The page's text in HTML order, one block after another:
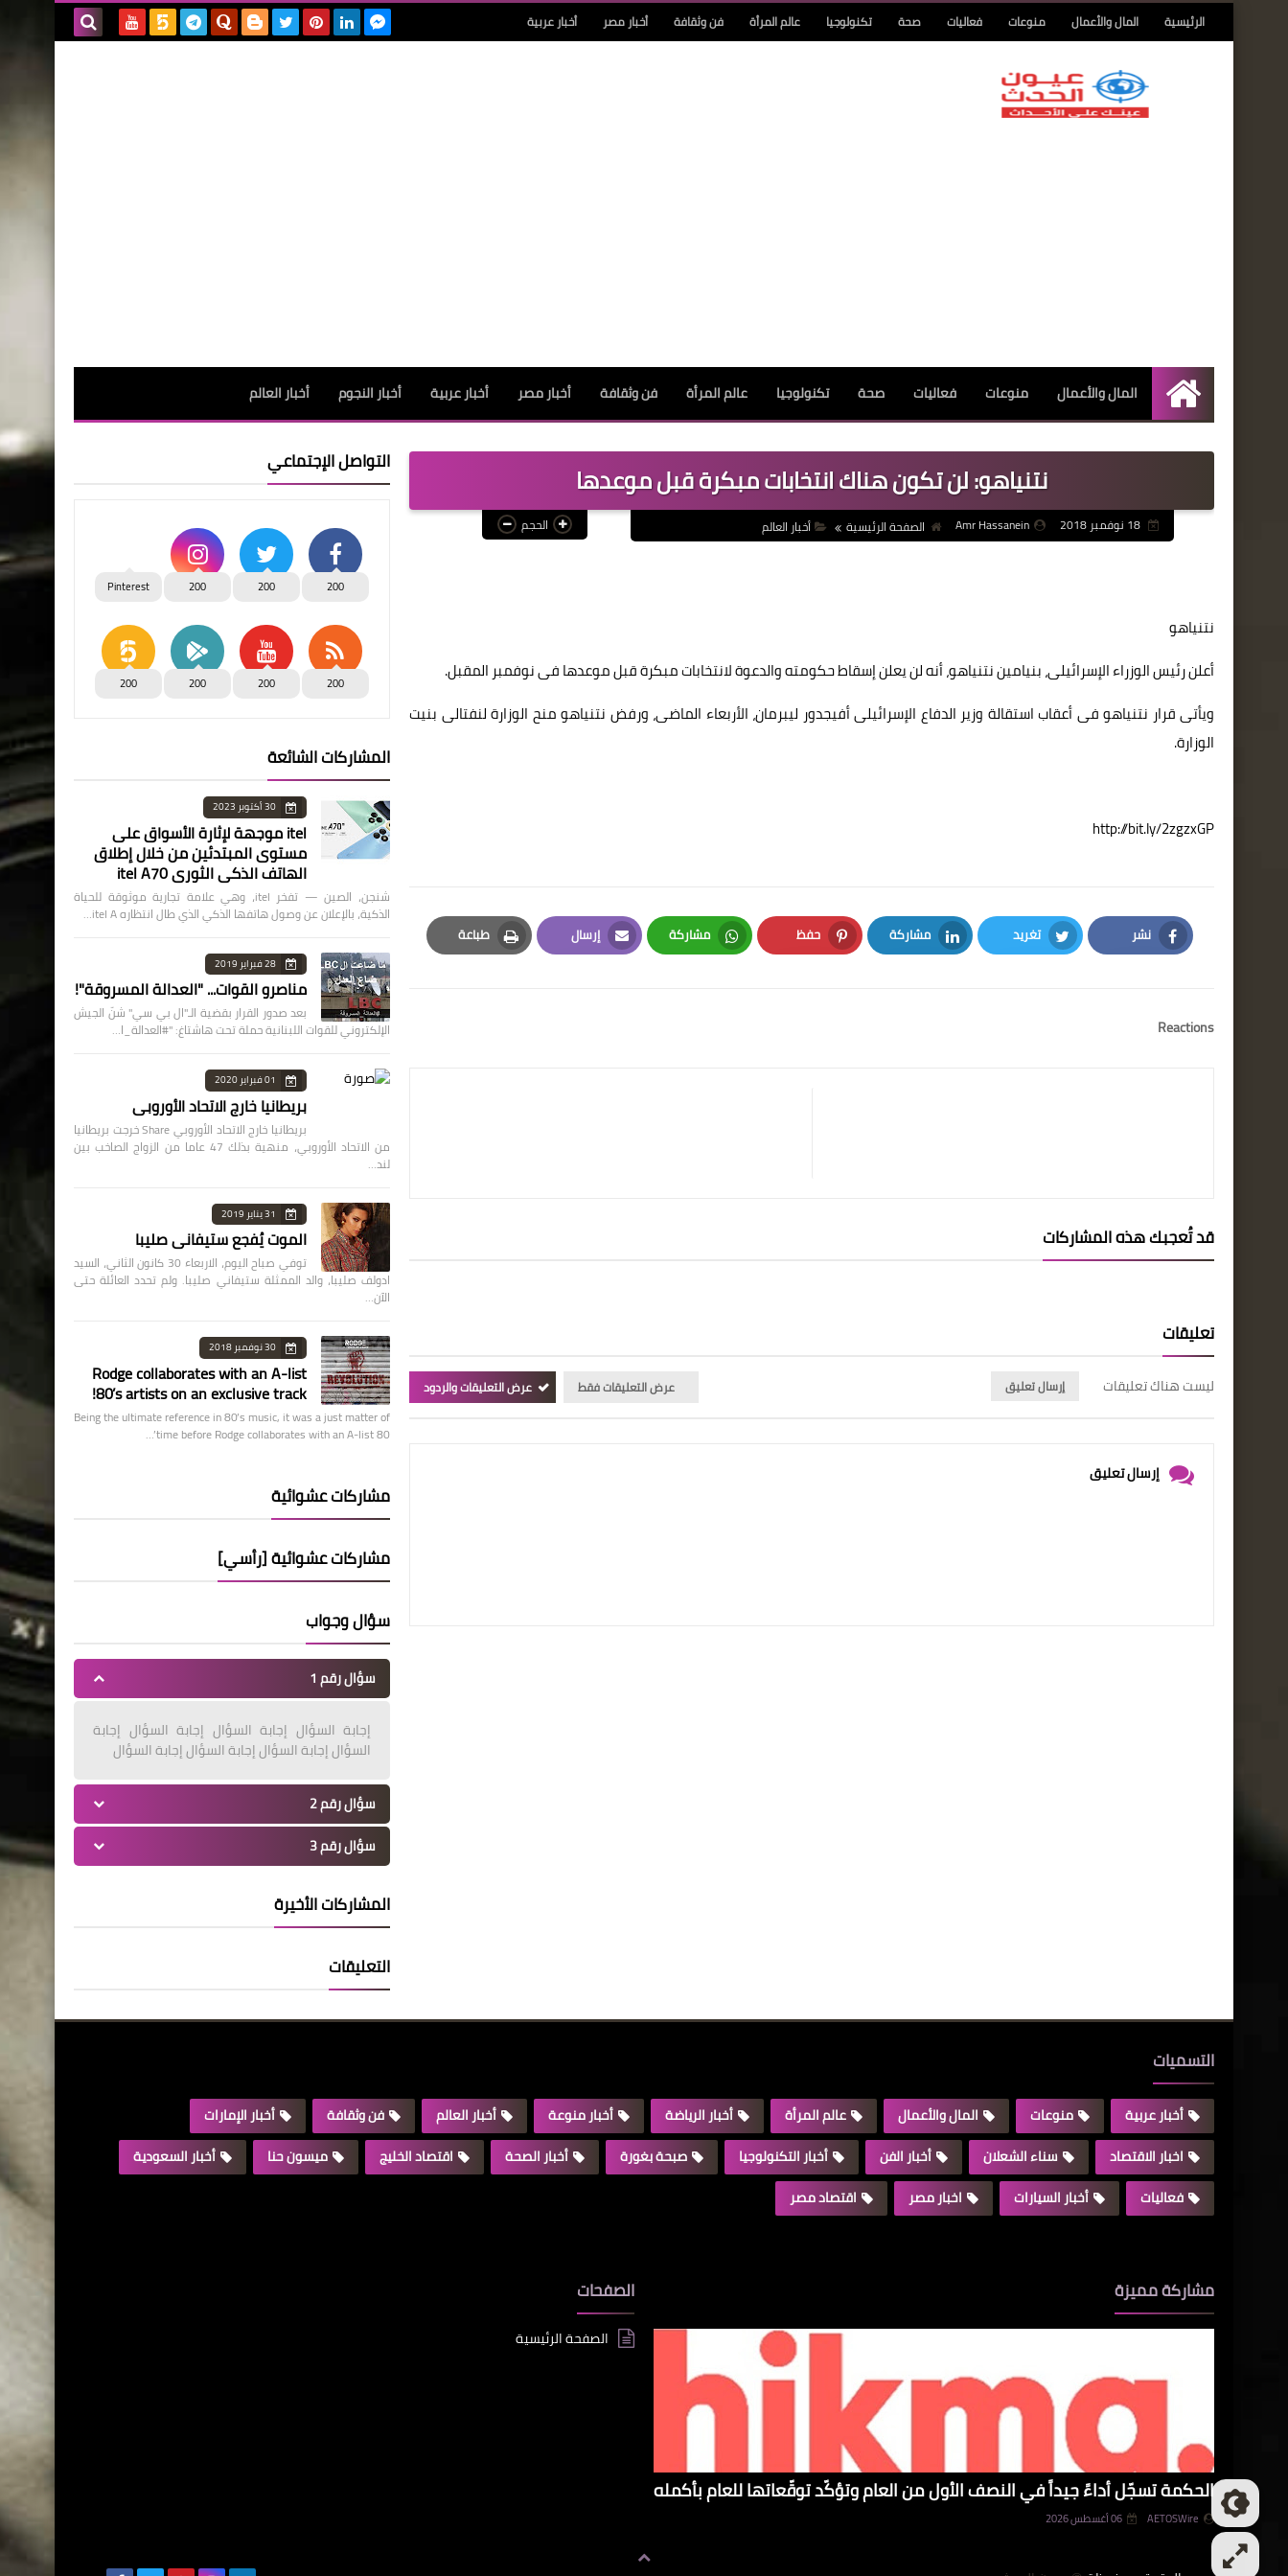
الرئيسية المال والأعمال منوعات فعاليات صحة تكنولوجيا عالم المرأة فن وثقافة أخبار مصر أخبار عربية
الرئيسية
المال والأعمال منوعات فعاليات صحة تكنولوجيا عالم المرأة فن وثقافة أخبار مصر أخبار عربية أخبار النجوم أخبار العالم
نتنياهو: لن تكون هناك انتخابات مبكرة قبل موعدها
Amr Hassanein الصفحة الرئيسية أخبار العالم الحجم
نتنياهو
أعلن رئيس الوزراء الإسرائيلى، بنيامين نتنياهو، أنه لن يعلن إسقاط حكومته والدعوة لانتخابات مبكرة قبل موعدها فى نوفمبر المقبل.
ويأتى قرار نتنياهو فى أعقاب استقالة وزير الدفاع الإسرائيلى أفيجدور ليبرمان، الأربعاء الماضى، ورفض نتنياهو منح الوزارة لنفتالى بنيت
الوزارة.
http://bit.ly/2zgzxGP
نشر
Facebook
تغريد
Twitter
مشاركة
LinkedIn
حفظ
Pinterest
مشاركة
Whatsapp
إرسال
Email
طباعة
Print
Reactions
قد تُعجبك هذه المشاركات
تعليقات
ليست هناك تعليقات إرسال تعليق عرض التعليقات فقط عرض التعليقات والردود
إرسال تعليق
التواصل الإجتماعي
200
200
200
Pinterest
200
200
200
200
المشاركات الشائعة
30 أكتوبر 2023
itel موجهة لإثارة الأسواق على
مستوى المبتدئين من خلال إطلاق
الهاتف الذكي الثوري itel A70
شنجن، الصين — تفخر itel، وهي علامة تجارية موثوقة للحياة
الذكية، بالإعلان عن وصول هاتفها الذكي الذي طال انتظاره itel A…
28 فبراير 2019
مناصرو القوات... "العدالة المسروقة"!
بعد صدور القرار بقضية الـ"ال بي سي" شنّ الجيش
الإلكتروني للقوات اللبنانية حملة تحت هاشتاغ: "#العدالة_ا…
01 فبراير 2020
بريطانيا خارج الاتحاد الأوروبي
بريطانيا خارج الاتحاد الأوروبي Share خرجت بريطانيا
من الاتحاد الأوروبي، منهية بذلك 47 عاما من الزواج الصاخب بين
لند…
31 يناير 2019
الموت يُفجع ستيفاني صليبا
توفي صباح اليوم، الاربعاء 30 كانون الثاني، السيد
ادولف صليبا، والد الممثلة ستيفاني صليبا. ولم تحدد العائلة حتى
الآن…
30 نوفمبر 2018
Rodge collaborates with an A-list
80’s artists on an exclusive track!
Being the ultimate reference in 80’s music, it was a just matter of
time before Rodge collaborates with an A-list 80’…
مشاركات عشوائية
مشاركات عشوائية [رأسي]
سؤال وجواب
سؤال رقم 1
إجابة السؤال إجابة السؤال إجابة السؤال إجابة
السؤال إجابة السؤال إجابة السؤال إجابة السؤال
سؤال رقم 2
سؤال رقم 3
المشاركات الأخيرة
التعليقات
التسميات
أخبار عربية منوعات المال والأعمال عالم المرأة أخبار الرياضة أخبار منوعة أخبار العالم فن وثقافة
أخبار الإمارات
اخبار الاقتصاد
سناء الشعلان أخبار الفن أخبار التكنولوجيا صبحة بغورة أخبار الصحة اقتصاد الخليج ميسون حنا
أخبار السعودية
فعاليات
أخبار السيارات اخبار مصر اقتصاد مصر
مشاركة مميزة
الحكمة تسجّل أداءً جيداً في النصف الأول من العام وتؤكّد توقّعاتها للعام بأكمله
AETOSWire 06 أغسطس 2026
الصفحات
الصفحة الرئيسية